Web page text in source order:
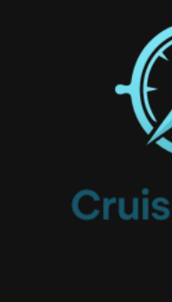
Port Kelang, Kuala
3 april 2028
Op Zee